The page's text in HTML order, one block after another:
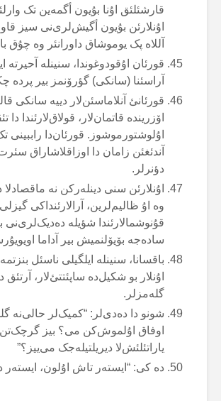
قارشئلئق اۇنا بۇیون أگمەین تک
اۇنلارئن بۇیون أگیش‌لری‌نی سیز
آللاە پک یوموشاق داورانئر وە چۇق
قورئان اۇقودوغوندا، سنینلە آحیرتە
آراسئنا (سانکی) گؤرۆنمز بیر پردە
قورئانئ آنلاماسئن‌لار دییە سانکی
اۆزریندە قاتمان‌لار، قولاق‌لارئندا دا
اۇلوشتورموشوز. قورئان‌دا راببینی
آندئغئن زامان دا اوزاقلاشاراق
دؤنرلر.
اۇنلارئن سنی دینلەرکن نە
وە اۇ ظالیم‌لرین، آرالارئنداکی گیزلی
قۇنوشمالارئندا شؤیلە دەدیک‌لری‌نی
سادەجە بۆیۆلنمیش بیر آداما
باقسانا، سنینلە ایلگیلی ناسئل
اۇنلار بو شکیل‌دە ساپئتتئ‌لار، آرتئق
گلەمزلر.
شونو دا دەدی‌لر: “کمیک‌لر حالی‌نە
اوفاق اۇلموش‌کن می؟ بیز گرچک‌تن
یاراتئلئش‌لا دیریلتیلەجک می‌ییز؟”
دە کی: “ایستەر تاش اۇلون، ایستەر